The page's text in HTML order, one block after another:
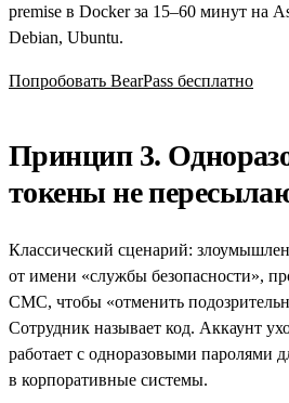
premise в Docker за 15–60 минут на
Debian, Ubuntu.
Попробовать BearPass бесплатно
Принцип 3.
токены не
Классический сценарий:
от имени «службы безопасности»,
СМС, чтобы «отменить
Сотрудник называет код. Аккаунт
работает с одноразовыми паролями
в корпоративные системы.